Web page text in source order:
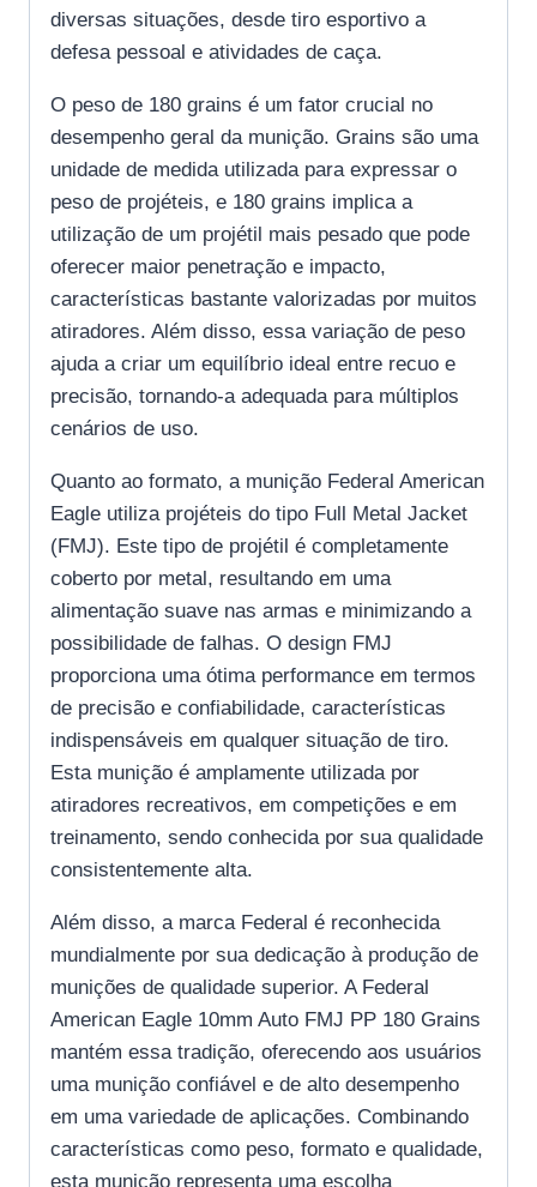
diversas situações, desde tiro esportivo a
defesa pessoal e atividades de caça.
O peso de 180 grains é um fator crucial no
desempenho geral da munição. Grains são uma
unidade de medida utilizada para expressar o
peso de projéteis, e 180 grains implica a
utilização de um projétil mais pesado que pode
oferecer maior penetração e impacto,
características bastante valorizadas por muitos
atiradores. Além disso, essa variação de peso
ajuda a criar um equilíbrio ideal entre recuo e
precisão, tornando-a adequada para múltiplos
cenários de uso.
Quanto ao formato, a munição Federal American
Eagle utiliza projéteis do tipo Full Metal Jacket
(FMJ). Este tipo de projétil é completamente
coberto por metal, resultando em uma
alimentação suave nas armas e minimizando a
possibilidade de falhas. O design FMJ
proporciona uma ótima performance em termos
de precisão e confiabilidade, características
indispensáveis em qualquer situação de tiro.
Esta munição é amplamente utilizada por
atiradores recreativos, em competições e em
treinamento, sendo conhecida por sua qualidade
consistentemente alta.
Além disso, a marca Federal é reconhecida
mundialmente por sua dedicação à produção de
munições de qualidade superior. A Federal
American Eagle 10mm Auto FMJ PP 180 Grains
mantém essa tradição, oferecendo aos usuários
uma munição confiável e de alto desempenho
em uma variedade de aplicações. Combinando
características como peso, formato e qualidade,
esta munição representa uma escolha